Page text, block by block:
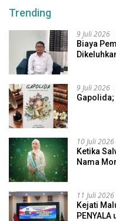
Trending
9 Juli 2026
Biaya
9 Juli 2026
Gapolida;
10 Juli 2026
Ketika
Nama
11 Juli 2026
Kejati